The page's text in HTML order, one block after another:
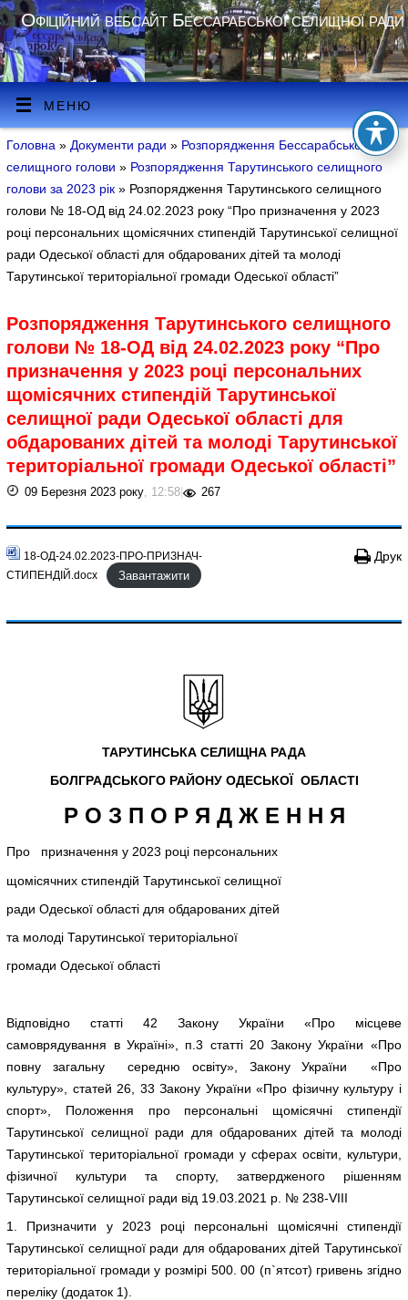
Офіційний вебсайт Бессарабської селищної ради
МЕНЮ
Головна » Документи ради» Розпорядження Бессарабського
селищного голови» Розпорядження Тарутинського селищного
голови за 2023 рік» Розпорядження Тарутинського селищного
голови № 18-ОД від 24.02.2023 року “Про призначення у 2023
році персональних щомісячних стипендій Тарутинської селищної
ради Одеської області для обдарованих дітей та молоді
Тарутинської територіальної громади Одеської області”
Розпорядження Тарутинського селищного
голови № 18-ОД від 24.02.2023 року “Про
призначення у 2023 році персональних
щомісячних стипендій Тарутинської
селищної ради Одеської області для
обдарованих дітей та молоді Тарутинської
територіальної громади Одеської області”
09 Березня 2023 року, 12:58| 267
18-ОД-24.02.2023-ПРО-ПРИЗНАЧ-
СТИПЕНДІЙ.docx
Завантажити
Друк
ТАРУТИНСЬКА СЕЛИЩНА РАДА
БОЛГРАДСЬКОГО РАЙОНУ ОДЕСЬКОЇ ОБЛАСТІ
Р О З П О Р Я Д Ж Е Н Н Я
Про призначення у 2023 році персональних
щомісячних стипендій Тарутинської селищної
ради Одеської області для обдарованих дітей
та молоді Тарутинської територіальної
громади Одеської області
Відповідно статті 42 Закону України «Про місцеве
самоврядування в Україні», п.3 статті 20 Закону України «Про
повну загальну середню освіту», Закону України «Про
культуру», статей 26, 33 Закону України «Про фізичну культуру і
спорт», Положення про персональні щомісячні стипендії
Тарутинської селищної ради для обдарованих дітей та молоді
Тарутинської територіальної громади у сферах освіти, культури,
фізичної культури та спорту, затвердженого рішенням
Тарутинської селищної ради від 19.03.2021 р. № 238-VIII
1. Призначити у 2023 році персональні щомісячні стипендії
Тарутинської селищної ради для обдарованих дітей Тарутинської
територіальної громади у розмірі 500. 00 (п`ятсот) гривень згідно
переліку (додаток 1).